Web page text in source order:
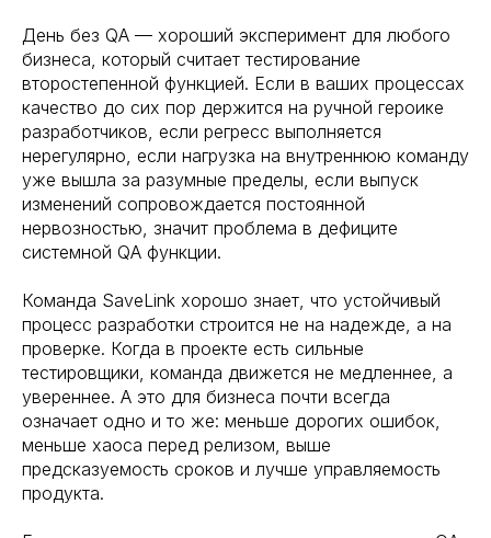
День без QA — хороший эксперимент для любого
бизнеса, который считает тестирование
второстепенной функцией. Если в ваших процессах
качество до сих пор держится на ручной героике
разработчиков, если регресс выполняется
нерегулярно, если нагрузка на внутреннюю команду
уже вышла за разумные пределы, если выпуск
изменений сопровождается постоянной
нервозностью, значит проблема в дефиците
системной QA функции.
Команда SaveLink хорошо знает, что устойчивый
процесс разработки строится не на надежде, а на
проверке. Когда в проекте есть сильные
тестировщики, команда движется не медленнее, а
увереннее. А это для бизнеса почти всегда
означает одно и то же: меньше дорогих ошибок,
меньше хаоса перед релизом, выше
предсказуемость сроков и лучше управляемость
продукта.